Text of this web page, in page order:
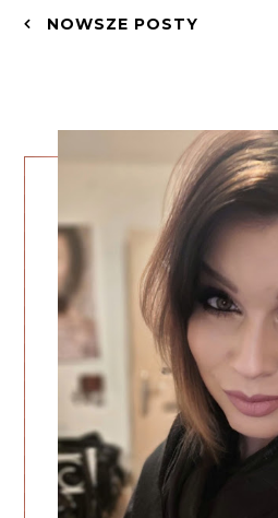
NOWSZE POSTY